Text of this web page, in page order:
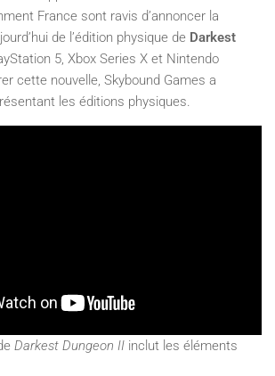
France sont ravis d’annoncer la
de l’édition physique de Darkest
5, Xbox Series X et Nintendo
cette nouvelle, Skybound Games a
les éditions physiques.
Darkest Dungeon II inclut les éléments